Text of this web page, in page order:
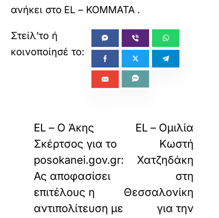
ανήκει στο EL – ΚΟΜΜΑΤΑ .
EL – Ο Άκης
Σκέρτσος για το
posokanei.gov.gr:
Ας αποφασίσει
επιτέλους η
αντιπολίτευση με
EL – Ομιλία
Κωστή
Χατζηδάκη
στη
Θεσσαλονίκη
για την